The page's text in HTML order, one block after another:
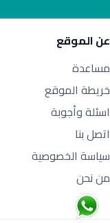
عن الموقع
مساعدة
خريطة الموقع
اسئلة وأجوبة
اتصل بنا
سياسة الخصوصية
من نحن